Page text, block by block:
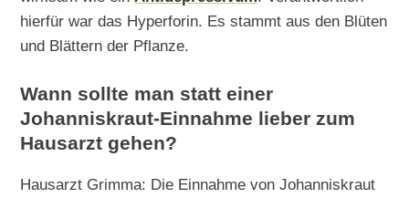
hierfür war das Hyperforin. Es stammt aus den Blüten
und Blättern der Pflanze.
Wann sollte man statt einer
Johanniskraut-Einnahme lieber zum
Hausarzt gehen?
Hausarzt Grimma: Die Einnahme von Johanniskraut